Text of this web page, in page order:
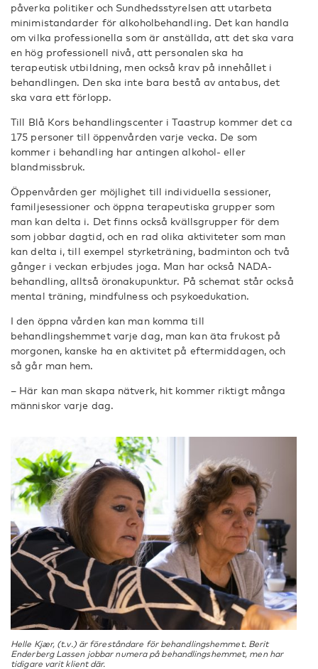
påverka politiker och Sundhedsstyrelsen att utarbeta
minimistandarder för alkoholbehandling. Det kan handla
om vilka professionella som är anställda, att det ska vara
en hög professionell nivå, att personalen ska ha
terapeutisk utbildning, men också krav på innehållet i
behandlingen. Den ska inte bara bestå av antabus, det
ska vara ett förlopp.
Till Blå Kors behandlingscenter i Taastrup kommer det ca
175 personer till öppenvården varje vecka. De som
kommer i behandling har antingen alkohol- eller
blandmissbruk.
Öppenvården ger möjlighet till individuella sessioner,
familjesessioner och öppna terapeutiska grupper som
man kan delta i. Det finns också kvällsgrupper för dem
som jobbar dagtid, och en rad olika aktiviteter som man
kan delta i, till exempel styrketräning, badminton och två
gånger i veckan erbjudes joga. Man har också NADA-
behandling, alltså öronakupunktur. På schemat står också
mental träning, mindfulness och psykoedukation.
I den öppna vården kan man komma till
behandlingshemmet varje dag, man kan äta frukost på
morgonen, kanske ha en aktivitet på eftermiddagen, och
så går man hem.
– Här kan man skapa nätverk, hit kommer riktigt många
människor varje dag.
Helle Kjær, (t.v.) är föreståndare för behandlingshemmet. Berit
Enderberg Lassen jobbar numera på behandlingshemmet, men har
tidigare varit klient där.